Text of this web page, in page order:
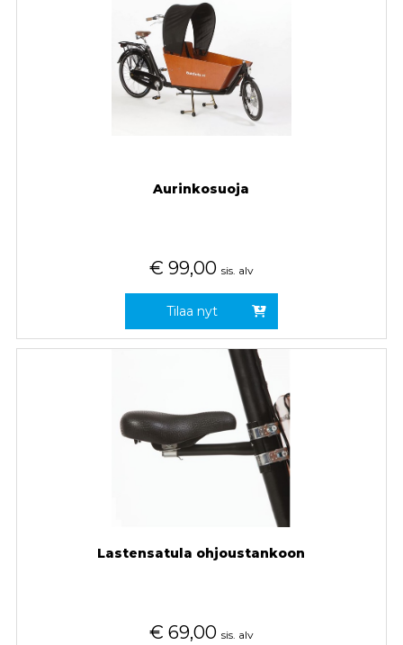
Aurinkosuoja
€ 99,00 sis. alv
Tilaa nyt
Lastensatula ohjoustankoon
€ 69,00 sis. alv